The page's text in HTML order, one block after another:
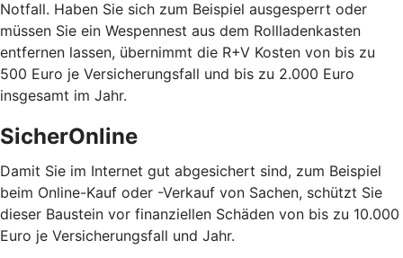
Notfall. Haben Sie sich zum Beispiel ausgesperrt oder
müssen Sie ein Wespennest aus dem Rollladenkasten
entfernen lassen, übernimmt die R+V Kosten von bis zu
500 Euro je Versicherungsfall und bis zu 2.000 Euro
insgesamt im Jahr.
SicherOnline
Damit Sie im Internet gut abgesichert sind, zum Beispiel
beim Online-Kauf oder -Verkauf von Sachen, schützt Sie
dieser Baustein vor finanziellen Schäden von bis zu 10.000
Euro je Versicherungsfall und Jahr.